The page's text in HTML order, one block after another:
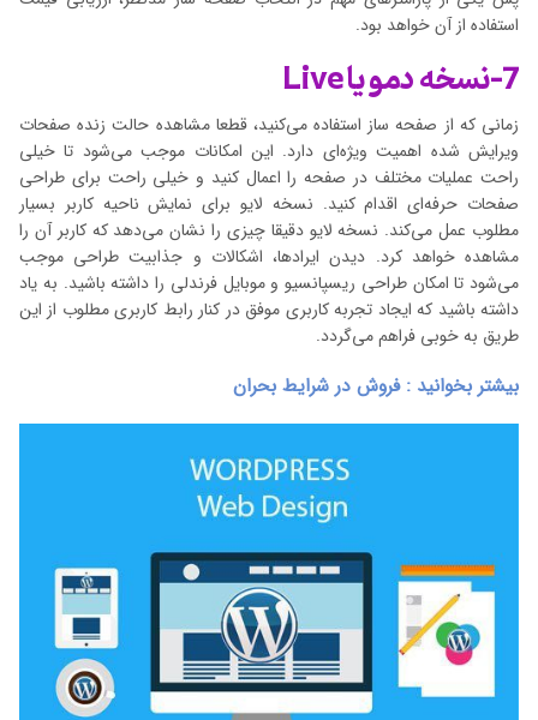
استفاده از آن خواهد بود.
7-نسخه دمو یا Live
زمانی که از صفحه ساز استفاده می‌کنید، قطعا مشاهده حالت زنده صفحات
ویرایش شده اهمیت ویژه‌ای دارد. این امکانات موجب می‌شود تا خیلی
راحت عملیات مختلف در صفحه را اعمال کنید و خیلی راحت برای طراحی
صفحات حرفه‌ای اقدام کنید. نسخه لایو برای نمایش ناحیه کاربر بسیار
مطلوب عمل می‌کند. نسخه لایو دقیقا چیزی را نشان می‌دهد که کاربر آن را
مشاهده خواهد کرد. دیدن ایرادها، اشکالات و جذابیت طراحی موجب
می‌شود تا امکان طراحی ریسپانسیو و موبایل فرندلی را داشته باشید. به یاد
داشته باشید که ایجاد تجربه کاربری موفق در کنار رابط کاربری مطلوب از این
طریق به خوبی فراهم می‌گردد.
بیشتر بخوانید : فروش در شرایط بحران